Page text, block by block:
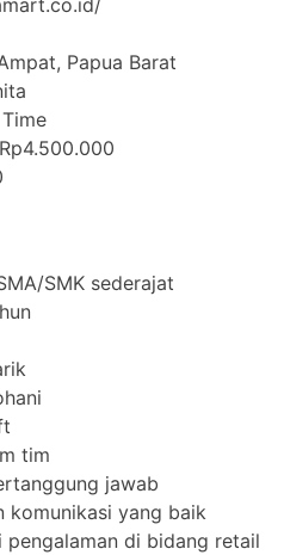
Papua Barat
4.500.000
SMK sederajat
tim
jawab
komunikasi yang baik
pengalaman di bidang retail